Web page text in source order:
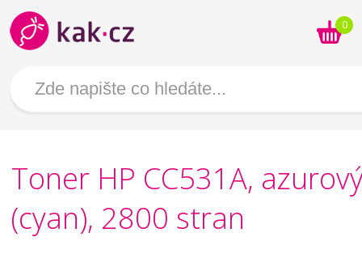
0
Toner HP CC531A,
(cyan), 2800 stran